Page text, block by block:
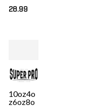
- Talent - Roze /
28.99
10oz4o
z6oz8o